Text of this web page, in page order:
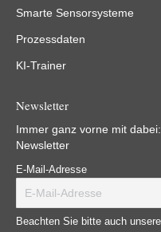
Smarte Sensorsysteme
Prozessdaten
KI-Trainer
Newsletter
Immer ganz vorne mit
Newsletter
E-Mail-Adresse
Beachten Sie bitte auch